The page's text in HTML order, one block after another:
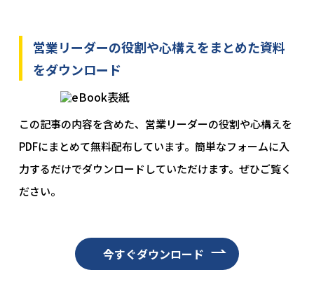
営業リーダーの役割や心構えをまとめた資料
をダウンロード
この記事の内容を含めた、営業リーダーの役割や心構えを
PDFにまとめて無料配布しています。簡単なフォームに入
力するだけでダウンロードしていただけます。ぜひご覧く
ださい。
今すぐダウンロード